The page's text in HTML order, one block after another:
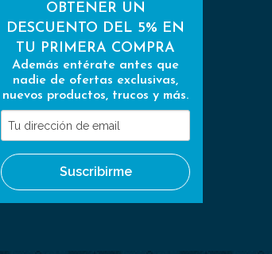
OBTENER UN
DESCUENTO DEL 5% EN
TU PRIMERA COMPRA
Además entérate antes que
nadie de ofertas exclusivas,
nuevos productos, trucos y más.
Tu
dirección
de
email
Suscribirme